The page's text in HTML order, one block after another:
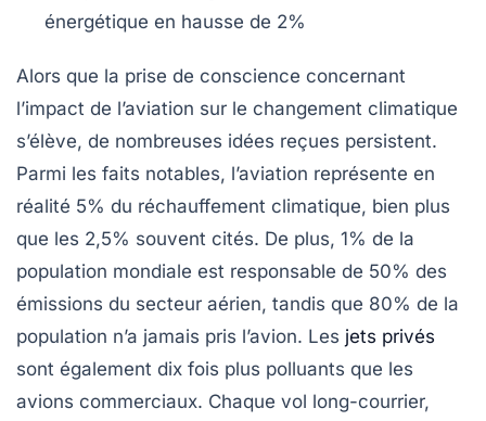
énergétique en hausse de 2%
Alors que la prise de conscience concernant
l’impact de l’aviation sur le changement climatique
s’élève, de nombreuses idées reçues persistent.
Parmi les faits notables, l’aviation représente en
réalité 5% du réchauffement climatique, bien plus
que les 2,5% souvent cités. De plus, 1% de la
population mondiale est responsable de 50% des
émissions du secteur aérien, tandis que 80% de la
population n’a jamais pris l’avion. Les jets privés
sont également dix fois plus polluants que les
avions commerciaux. Chaque vol long-courrier,